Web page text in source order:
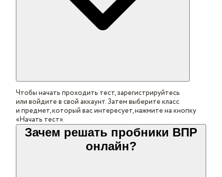
Чтобы начать проходить тест, зарегистрируйтесь
или войдите в свой аккаунт. Затем выберите класс
и предмет, который вас интересует, нажмите на кнопку
«Начать тест».
Зачем решать пробники ВПР
онлайн?